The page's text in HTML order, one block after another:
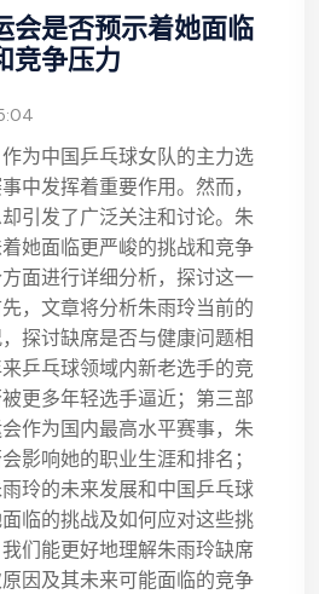
会是否预示着她面临
竞争压力
为中国乒乓球女队的主力选
中发挥着重要作用。然而，
引发了广泛关注和讨论。朱
她面临更严峻的挑战和竞争
面进行详细分析，探讨这一
，文章将分析朱雨玲当前的
探讨缺席是否与健康问题相
乒乓球领域内新老选手的竞
更多年轻选手逼近；第三部
作为国内最高水平赛事，朱
影响她的职业生涯和排名；
玲的未来发展和中国乒乓球
临的挑战及如何应对这些挑
们能更好地理解朱雨玲缺席
因及其未来可能面临的竞争